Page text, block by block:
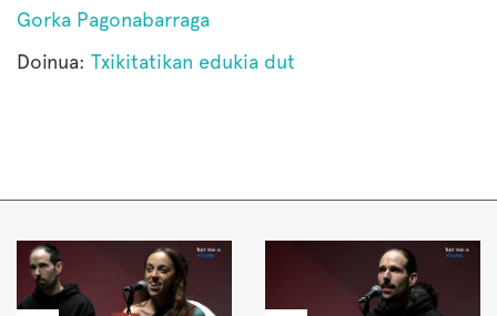
Gorka Pagonabarraga
Doinua: Txikitatikan edukia dut